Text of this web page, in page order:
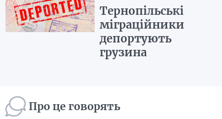
Тернопільські
міграційники
депортують
грузина
Про це говорять